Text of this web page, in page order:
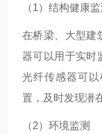
（1）结构健康
在桥梁、大型建
器可以用于实时
光纤传感器可
置，及时发现潜
（2）环境监测